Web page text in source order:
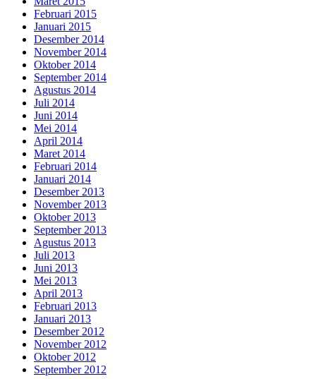
Februari 2015
Januari 2015
Desember 2014
November 2014
Oktober 2014
September 2014
Agustus 2014
Juli 2014
Juni 2014
Mei 2014
April 2014
Maret 2014
Februari 2014
Januari 2014
Desember 2013
November 2013
Oktober 2013
September 2013
Agustus 2013
Juli 2013
Juni 2013
Mei 2013
April 2013
Februari 2013
Januari 2013
Desember 2012
November 2012
Oktober 2012
September 2012